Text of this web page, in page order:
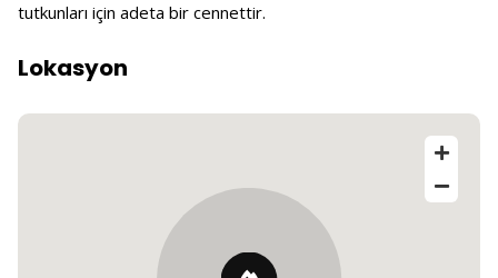
tutkunları için adeta bir cennettir.
Lokasyon